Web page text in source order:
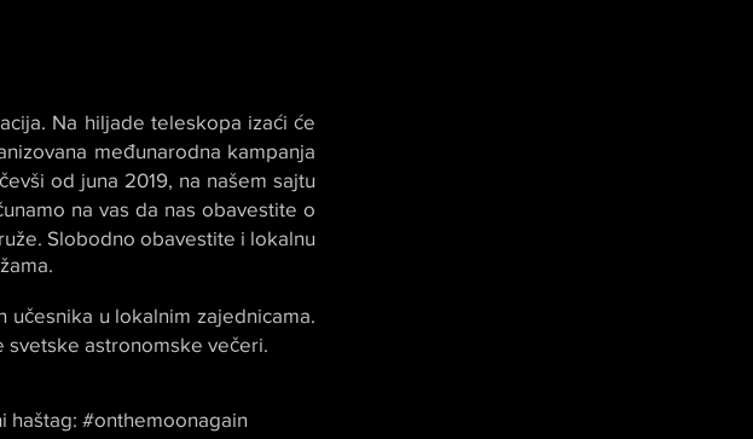
Na hiljade teleskopa izaći će
međunarodna kampanja
od juna 2019, na našem sajtu
na vas da nas obavestite o
Slobodno obavestite i lokalnu
učesnika u lokalnim zajednicama.
astronomske večeri.
haštag: #onthemoonagain